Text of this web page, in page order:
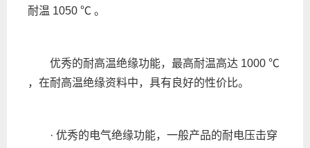
耐温 1050 ℃ 。
优秀的耐高温绝缘功能，最高耐温高达 1000 ℃
，在耐高温绝缘资料中，具有良好的性价比。
· 优秀的电气绝缘功能，一般产品的耐电压击穿